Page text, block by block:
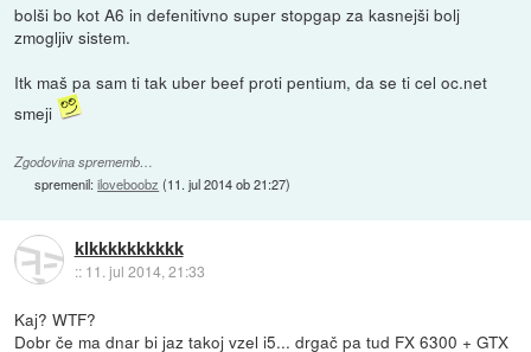
bolši bo kot A6 in defenitivno super stopgap za kasnejši bolj
zmogljiv sistem.
Itk maš pa sam ti tak uber beef proti pentium, da se ti cel oc.net
smeji
Zgodovina sprememb…
spremenil:iloveboobz (11. jul 2014 ob 21:27)
klkkkkkkkkkk
:: 11. jul 2014, 21:33
Kaj? WTF?
Dobr če ma dnar bi jaz takoj vzel i5... drgač pa tud FX 6300 + GTX